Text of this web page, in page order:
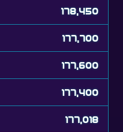
177,700
177,600
177,400
177,018